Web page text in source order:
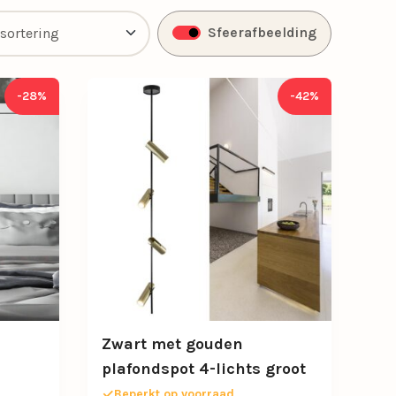
Sfeerafbeelding
-28% -42%
Zwart met gouden
plafondspot 4-lichts groot